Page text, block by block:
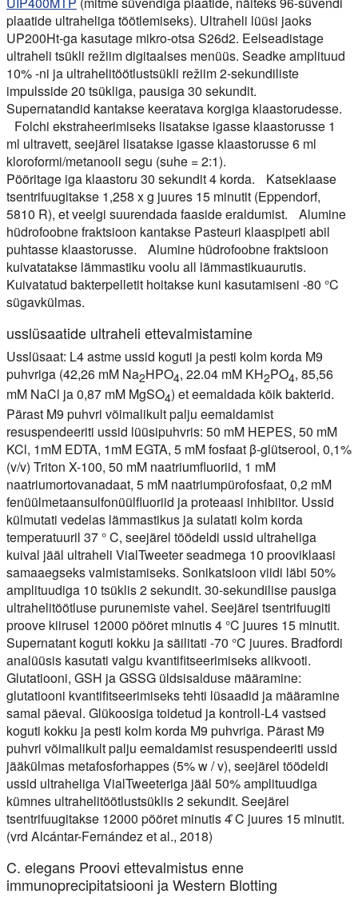
plaatide ultraheliga töötlemiseks). Ultraheli lüüsi jaoks
UP200Ht-ga kasutage mikro-otsa S26d2. Eelseadistage
ultraheli tsükli režiim digitaalses menüüs. Seadke amplituud
10% -ni ja ultrahelitöötlustsükli režiim 2-sekundiliste
impulsside 20 tsükliga, pausiga 30 sekundit.
Supernatandid kantakse keeratava korgiga klaastorudesse.
Folchi ekstraheerimiseks lisatakse igasse klaastorusse 1
ml ultravett, seejärel lisatakse igasse klaastorusse 6 ml
kloroformi/metanooli segu (suhe = 2:1).
Pööritage iga klaastoru 30 sekundit 4 korda. Katseklaase
tsentrifuugitakse 1,258 x g juures 15 minutit (Eppendorf,
5810 R), et veelgi suurendada faaside eraldumist. Alumine
hüdrofoobne fraktsioon kantakse Pasteuri klaaspipeti abil
puhtasse klaastorusse. Alumine hüdrofoobne fraktsioon
kuivatatakse lämmastiku voolu all lämmastikuaurutis.
Kuivatatud bakterpelletit hoitakse kuni kasutamiseni -80 °C
sügavkülmas.
usslüsaatide ultraheli ettevalmistamine
Usslüsaat: L4 astme ussid koguti ja pesti kolm korda M9
puhvriga (42,26 mM Na2HPO4, 22.04 mM KH2PO4, 85,56
mM NaCl ja 0,87 mM MgSO4) et eemaldada kõik bakterid.
Pärast M9 puhvri võimalikult palju eemaldamist
resuspendeeriti ussid lüüsipuhvris: 50 mM HEPES, 50 mM
KCl, 1mM EDTA, 1mM EGTA, 5 mM fosfaat β-glütserool, 0,1%
(v/v) Triton X-100, 50 mM naatriumfluoriid, 1 mM
naatriumortovanadaat, 5 mM naatriumpürofosfaat, 0,2 mM
fenüülmetaansulfonüülfluoriid ja proteaasi inhibiitor. Ussid
külmutati vedelas lämmastikus ja sulatati kolm korda
temperatuuril 37 ° C, seejärel töödeldi ussid ultraheliga
kuival jääl ultraheli VialTweeter seadmega 10 prooviklaasi
samaaegseks valmistamiseks. Sonikatsioon viidi läbi 50%
amplituudiga 10 tsüklis 2 sekundit. 30-sekundilise pausiga
ultrahelitöötluse purunemiste vahel. Seejärel tsentrifuugiti
proove kiirusel 12000 pööret minutis 4 °C juures 15 minutit.
Supernatant koguti kokku ja säilitati -70 °C juures. Bradfordi
analüüsis kasutati valgu kvantifitseerimiseks alikvooti.
Glutatiooni, GSH ja GSSG üldsisalduse määramine:
glutatiooni kvantifitseerimiseks tehti lüsaadid ja määramine
samal päeval. Glükoosiga toidetud ja kontroll-L4 vastsed
koguti kokku ja pesti kolm korda M9 puhvriga. Pärast M9
puhvri võimalikult palju eemaldamist resuspendeeriti ussid
jääkülmas metafosforhappes (5% w / v), seejärel töödeldi
ussid ultraheliga VialTweeteriga jääl 50% amplituudiga
kümnes ultrahelitöötlustsüklis 2 sekundit. Seejärel
tsentrifuugitakse 12000 pööret minutis 4 ̊C juures 15 minutit.
(vrd Alcántar-Fernández et al., 2018)
C. elegans Proovi ettevalmistus enne
immunoprecipitatsiooni ja Western Blotting